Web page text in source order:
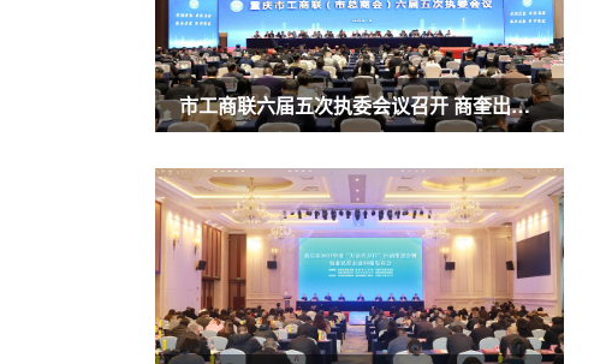
市工商联六届五次执委会议召开 商奎出席并讲话